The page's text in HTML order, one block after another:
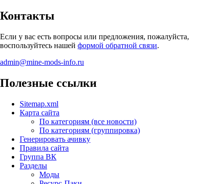
Контакты
Если у вас есть вопросы или предложения, пожалуйста,
воспользуйтесь нашей формой обратной связи.
admin@mine-mods-info.ru
Полезные ссылки
Sitemap.xml
Карта сайта
По категориям (все новости)
По категориям (группировка)
Генерировать ачивку
Правила сайта
Группа ВК
Разделы
Моды